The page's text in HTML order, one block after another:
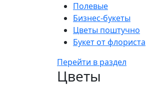
Полевые
Бизнес-букеты
Цветы поштучно
Букет от флориста
Перейти в раздел
Цветы